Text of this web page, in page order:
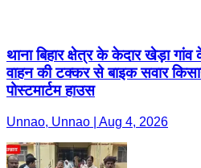
थाना बिहार क्षेत्र के केदार खेड़ा
वाहन की टक्कर से बाइक सवार
पोस्टमार्टम हाउस
Unnao, Unnao | Aug 4, 2026